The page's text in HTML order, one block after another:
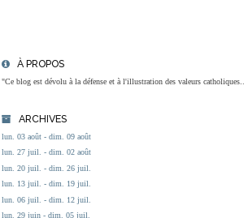
À PROPOS
"Ce blog est dévolu à la défense et à l'illustration des valeurs catholiques...
ARCHIVES
lun. 03 août - dim. 09 août
lun. 27 juil. - dim. 02 août
lun. 20 juil. - dim. 26 juil.
lun. 13 juil. - dim. 19 juil.
lun. 06 juil. - dim. 12 juil.
lun. 29 juin - dim. 05 juil.